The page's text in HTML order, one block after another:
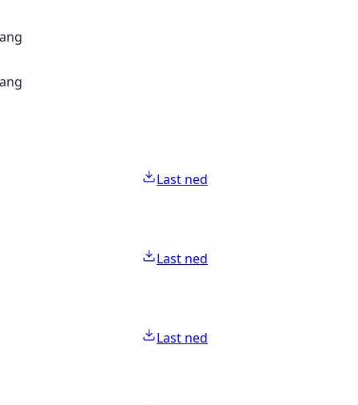
Last ned
Last ned
Last ned